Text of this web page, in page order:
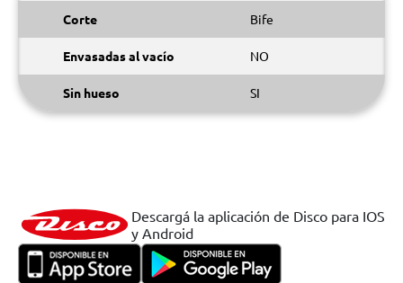
Corte Bife
Envasadas al vacío NO
Sin hueso SI
Descargá la aplicación de Disco para IOS
y Android